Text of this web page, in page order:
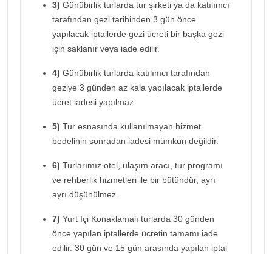
3) Günübirlik turlarda tur şirketi ya da katılımcı
tarafından gezi tarihinden 3 gün önce
yapılacak iptallerde gezi ücreti bir başka gezi
için saklanır veya iade edilir.
4) Günübirlik turlarda katılımcı tarafından
geziye 3 günden az kala yapılacak iptallerde
ücret iadesi yapılmaz.
5) Tur esnasında kullanılmayan hizmet
bedelinin sonradan iadesi mümkün değildir.
6) Turlarımız otel, ulaşım aracı, tur programı
ve rehberlik hizmetleri ile bir bütündür, ayrı
ayrı düşünülmez.
7) Yurt İçi Konaklamalı turlarda 30 günden
önce yapılan iptallerde ücretin tamamı iade
edilir. 30 gün ve 15 gün arasında yapılan iptal